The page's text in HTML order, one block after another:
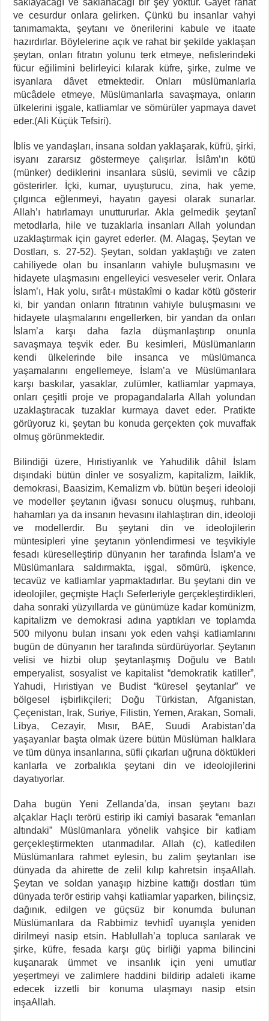
ve cesurdur onlara gelirken. Çünkü bu insanlar vahyi
tanımamakta, şeytanı ve önerilerini kabule ve itaate
hazırdırlar. Böylelerine açık ve rahat bir şekilde yaklaşan
şeytan, onları fıtratın yolunu terk etmeye, nefislerindeki
fücur eğilimini belirleyici kılarak küfre, şirke, zulme ve
isyanlara dâvet etmektedir. Onları müslümanlarla
mücâdele etmeye, Müslümanlarla savaşmaya, onların
ülkelerini işgale, katliamlar ve sömürüler yapmaya davet
eder.(Ali Küçük Tefsiri).
İblis ve yandaşları, insana soldan yaklaşarak, küfrü, şirki,
isyanı zararsız göstermeye çalışırlar. İslâm’ın kötü
(münker) dediklerini insanlara süslü, sevimli ve câzip
gösterirler. İçki, kumar, uyuşturucu, zina, hak yeme,
çılgınca eğlenmeyi, hayatın gayesi olarak sunarlar.
Allah’ı hatırlamayı unuttururlar. Akla gelmedik şeytanî
metodlarla, hile ve tuzaklarla insanları Allah yolundan
uzaklaştırmak için gayret ederler. (M. Alagaş, Şeytan ve
Dostları, s. 27-52). Şeytan, soldan yaklaştığı ve zaten
cahiliyede olan bu insanların vahiyle buluşmasını ve
hidayete ulaşmasını engelleyici vesveseler verir. Onlara
İslam’ı, Hak yolu, sırât-ı müstakîmi o kadar kötü gösterir
ki, bir yandan onların fıtratının vahiyle buluşmasını ve
hidayete ulaşmalarını engellerken, bir yandan da onları
İslam’a karşı daha fazla düşmanlaştırıp onunla
savaşmaya teşvik eder. Bu kesimleri, Müslümanların
kendi ülkelerinde bile insanca ve müslümanca
yaşamalarını engellemeye, İslam’a ve Müslümanlara
karşı baskılar, yasaklar, zulümler, katliamlar yapmaya,
onları çeşitli proje ve propagandalarla Allah yolundan
uzaklaştıracak tuzaklar kurmaya davet eder. Pratikte
görüyoruz ki, şeytan bu konuda gerçekten çok muvaffak
olmuş görünmektedir.
Bilindiği üzere, Hıristiyanlık ve Yahudilik dâhil İslam
dışındaki bütün dinler ve sosyalizm, kapitalizm, laiklik,
demokrasi, Baasizim, Kemalizm vb. bütün beşeri ideoloji
ve modeller şeytanın iğvası sonucu oluşmuş, ruhbanı,
hahamları ya da insanın hevasını ilahlaştıran din, ideoloji
ve modellerdir. Bu şeytani din ve ideolojilerin
müntesipleri yine şeytanın yönlendirmesi ve teşvikiyle
fesadı küreselleştirip dünyanın her tarafında İslam’a ve
Müslümanlara saldırmakta, işgal, sömürü, işkence,
tecavüz ve katliamlar yapmaktadırlar. Bu şeytani din ve
ideolojiler, geçmişte Haçlı Seferleriyle gerçekleştirdikleri,
daha sonraki yüzyıllarda ve günümüze kadar komünizm,
kapitalizm ve demokrasi adına yaptıkları ve toplamda
500 milyonu bulan insanı yok eden vahşi katliamlarını
bugün de dünyanın her tarafında sürdürüyorlar. Şeytanın
velisi ve hizbi olup şeytanlaşmış Doğulu ve Batılı
emperyalist, sosyalist ve kapitalist “demokratik katiller”,
Yahudi, Hıristiyan ve Budist “küresel şeytanlar” ve
bölgesel işbirlikçileri; Doğu Türkistan, Afganistan,
Çeçenistan, Irak, Suriye, Filistin, Yemen, Arakan, Somali,
Libya, Cezayir, Mısır, BAE, Suudi Arabistan’da
yaşayanlar başta olmak üzere bütün Müslüman halklara
ve tüm dünya insanlarına, süfli çıkarları uğruna döktükleri
kanlarla ve zorbalıkla şeytani din ve ideolojilerini
dayatıyorlar.
Daha bugün Yeni Zellanda’da, insan şeytanı bazı
alçaklar Haçlı terörü estirip iki camiyi basarak “emanları
altındaki” Müslümanlara yönelik vahşice bir katliam
gerçekleştirmekten utanmadılar. Allah (c), katledilen
Müslümanlara rahmet eylesin, bu zalim şeytanları ise
dünyada da ahirette de zelil kılıp kahretsin inşaAllah.
Şeytan ve soldan yanaşıp hizbine kattığı dostları tüm
dünyada terör estirip vahşi katliamlar yaparken, bilinçsiz,
dağınık, edilgen ve güçsüz bir konumda bulunan
Müslümanlara da Rabbimiz tevhidî uyanışla yeniden
dirilmeyi nasip etsin. Hablullah’a topluca sarılarak ve
şirke, küfre, fesada karşı güç birliği yapma bilincini
kuşanarak ümmet ve insanlık için yeni umutlar
yeşertmeyi ve zalimlere haddini bildirip adaleti ikame
edecek izzetli bir konuma ulaşmayı nasip etsin
inşaAllah.